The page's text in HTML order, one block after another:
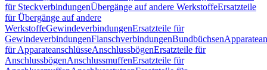
für SteckverbindungenÜbergänge auf andere WerkstoffeErsatzteile
für Übergänge auf andere
WerkstoffeGewindeverbindungenErsatzteile für
GewindeverbindungenFlanschverbindungenBundbüchsen
für ApparateanschlüsseAnschlussbögenErsatzteile für
AnschlussbögenAnschlussmuffenErsatzteile für